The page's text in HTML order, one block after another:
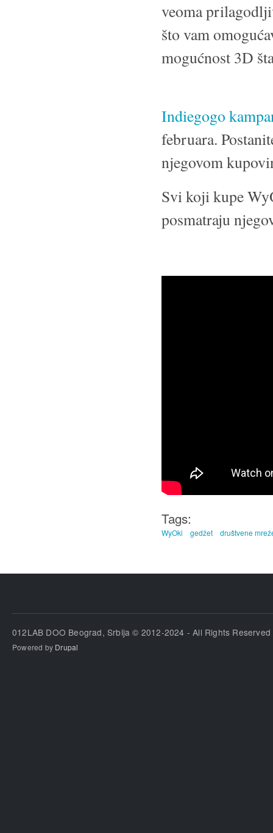
veoma
što vam
mogućnost 3D
Indiegogo
februara.
njegovom
Svi koji kupe
posmatraju
Tags:
WyOki gedžet društvene
012LAB DOO Beograd, Srbija © 2012-2024 - All Rights Reserved
Powered by Drupal